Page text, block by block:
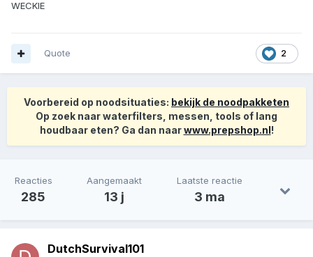
WECKIE
2
Quote
Voorbereid op noodsituaties: bekijk de noodpakketen
Op zoek naar waterfilters, messen, tools of lang
houdbaar eten? Ga dan naarwww.prepshop.nl!
Reacties
285
Aangemaakt
13 j
Laatste reactie
3 ma
DutchSurvival101